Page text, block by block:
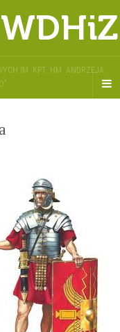
IM. KPT. HM. ANDRZEJA